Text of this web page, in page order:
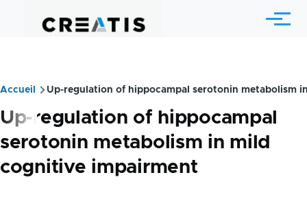
Menu
Fil
d'Ariane
Accueil Up-regulation of hippocampal serotonin metabolism
Up-regulation of hippocampal
serotonin metabolism in mild
cognitive impairment